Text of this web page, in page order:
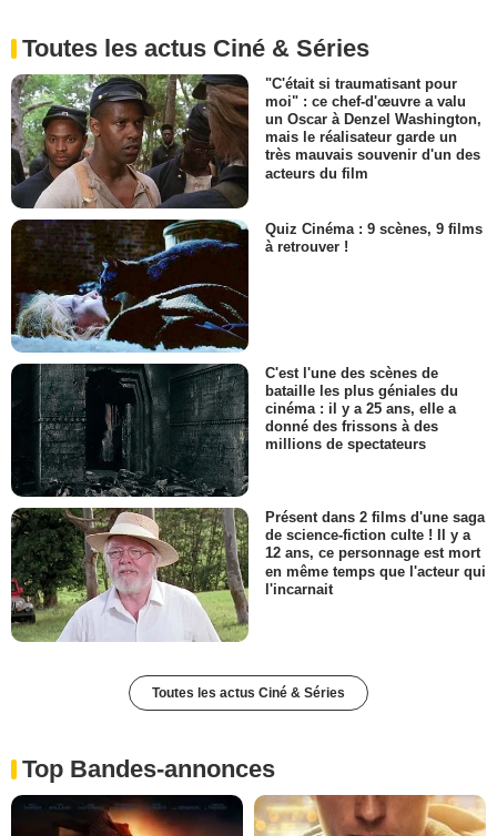
Toutes les actus Ciné & Séries
"C'était si traumatisant pour
moi" : ce chef-d'œuvre a valu
un Oscar à Denzel Washington,
mais le réalisateur garde un
très mauvais souvenir d'un des
acteurs du film
Quiz Cinéma : 9 scènes, 9 films
à retrouver !
C'est l'une des scènes de
bataille les plus géniales du
cinéma : il y a 25 ans, elle a
donné des frissons à des
millions de spectateurs
Présent dans 2 films d'une saga
de science-fiction culte ! Il y a
12 ans, ce personnage est mort
en même temps que l'acteur qui
l'incarnait
Toutes les actus Ciné & Séries
Top Bandes-annonces